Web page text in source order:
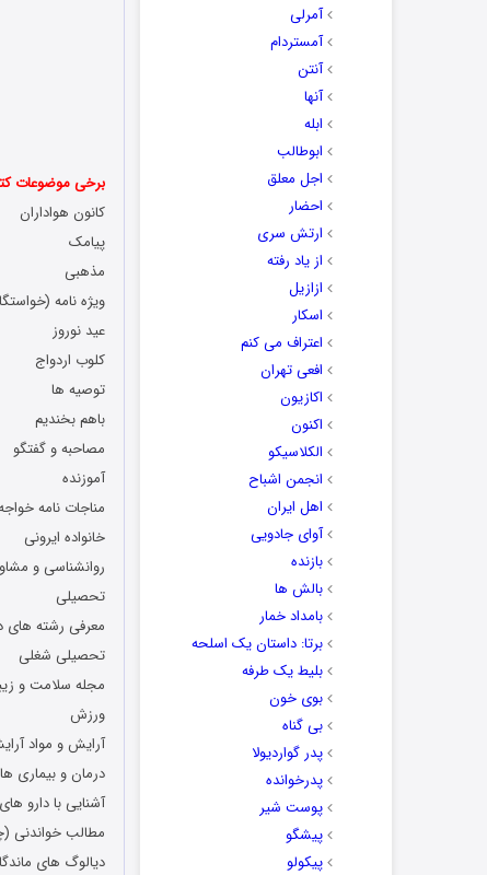
آمرلی
آمستردام
آنتن
آنها
ابله
ابوطالب
اجل معلق
احضار
ارتش سری
از یاد رفته
ازازیل
اسکار
اعتراف می کنم
افعی تهران
اکازیون
اکنون
الکلاسیکو
انجمن اشباح
اهل ایران
آوای جادویی
بازنده
بالش ها
بامداد خمار
برتا: داستان یک اسلحه
بلیط یک‌‌ طرفه
بوی خون
بی گناه
پدر گواردیولا
پدرخوانده
پوست شیر
پیشگو
پیکولو
برخی موضوعات
كانون هواداران
پیامک
مذهبی
ویژه نامه
عید نوروز
کلوب اردواج
توصیه ها
باهم بخندیم
مصاحبه و گفتگو
آموزنده
مناجات نامه خواجه
خانواده ایرونی
روانشناسی و
تحصیلی
معرفی رشته های
تحصیلی شغلی
مجله سلامت و
ورزش
آرایش و مواد
درمان و بيماری ها
آشنایی با دارو
مطالب خواندنی
دیالوگ های